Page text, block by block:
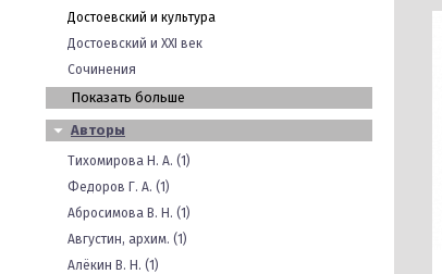
Достоевский и культура
Достоевский и XXI век
Сочинения
Показать больше
Авторы
Тихомирова Н. А. (1)
Федоров Г. А. (1)
Абросимова В. Н. (1)
Августин, архим. (1)
Алёкин В. Н. (1)